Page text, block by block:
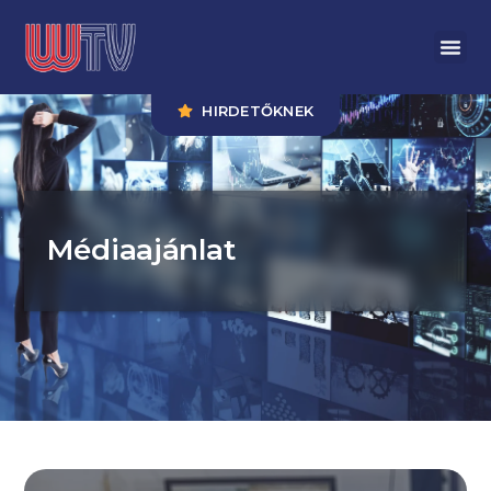
HIRDETŐKNEK
Médiaajánlat